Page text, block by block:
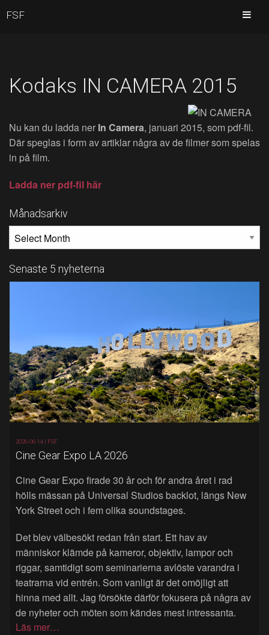
Kodaks IN CAMERA 2015
Nu kan du ladda ner In Camera, januari 2015, som pdf-fil.
Där speglas i form av artiklar några av de filmer som spelas
in på film.
Ladda ner pdf-fil här
Månadsarkiv
Senaste 5 nyheterna
2026-06-14 | FSF
Cine Gear Expo LA 2026
Cine Gear Expo firade 30 år och för andra året i rad
hölls mässan på Universal Studios backlot, längs New
York Street och i fem olika soundstages.
Det blev välbesökt redan från start. Ett hav av
människor klämde på kameror, objektiv, lampor och
riggar, samtidigt som seminarierna avlöste varandra i
teatrarna vid entrén. Som vanligt är det omöjligt att
hinna med allt. Jag försökte därför fokusera på några av
de nyheter och möten som kändes mest intressanta.
Läs mer…
FSF